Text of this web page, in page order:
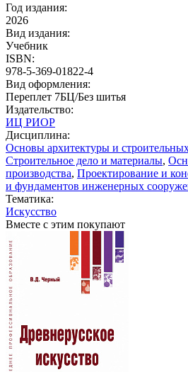
Год издания:
2026
Вид издания:
Учебник
ISBN:
978-5-369-01822-4
Вид оформления:
Переплет 7БЦ/Без шитья
Издательство:
ИЦ РИОР
Дисциплина:
Основы архитектуры и
Строительное дело и материалы,
производства, Проектирование и
и фундаментов инженерных
Тематика:
Искусство
Вместе с этим покупают